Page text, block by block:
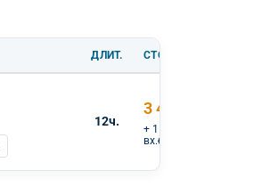
ДЛИТ. СТОИМОСТЬ
12ч.
3 400 ₽
+ 1 000 ₽
вх.билеты